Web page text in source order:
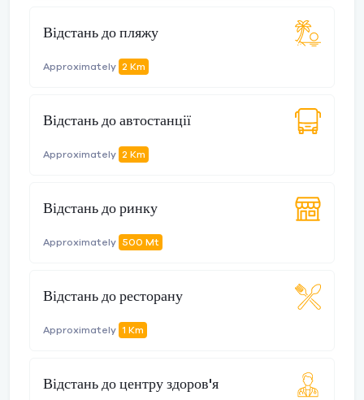
Відстань до пляжу
Approximately 2 Km
Відстань до автостанції
Approximately 2 Km
Відстань до ринку
Approximately 500 Mt
Відстань до ресторану
Approximately 1 Km
Відстань до центру здоров'я